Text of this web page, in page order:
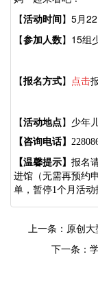
【活动时间】5月
【参加人数】15组
【报名方式】 点击
【活动地点】少年
【咨询电话】
【温馨提示】 报名
进馆（无需再预约
单，暂停1个月活动
上一条：原创大
下一条：